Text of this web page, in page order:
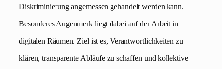
Diskriminierung angemessen gehandelt werden kann.
Besonderes Augenmerk liegt dabei auf der Arbeit in
digitalen Räumen. Ziel ist es, Verantwortlichkeiten zu
klären, transparente Abläufe zu schaffen und kollektive